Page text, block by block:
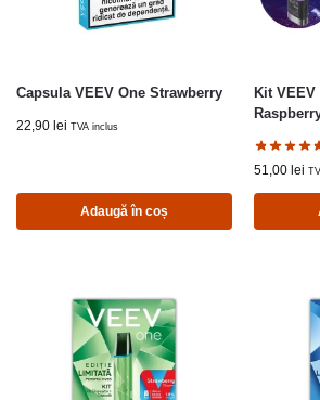
Capsula VEEV One Strawberry
22,90 lei TVA inclus
Adaugă în coș
Kit
51,00 lei